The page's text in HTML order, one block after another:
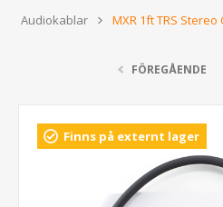
Audiokablar
MXR 1ft TRS Stereo
FÖREGÅENDE
Finns på externt lager